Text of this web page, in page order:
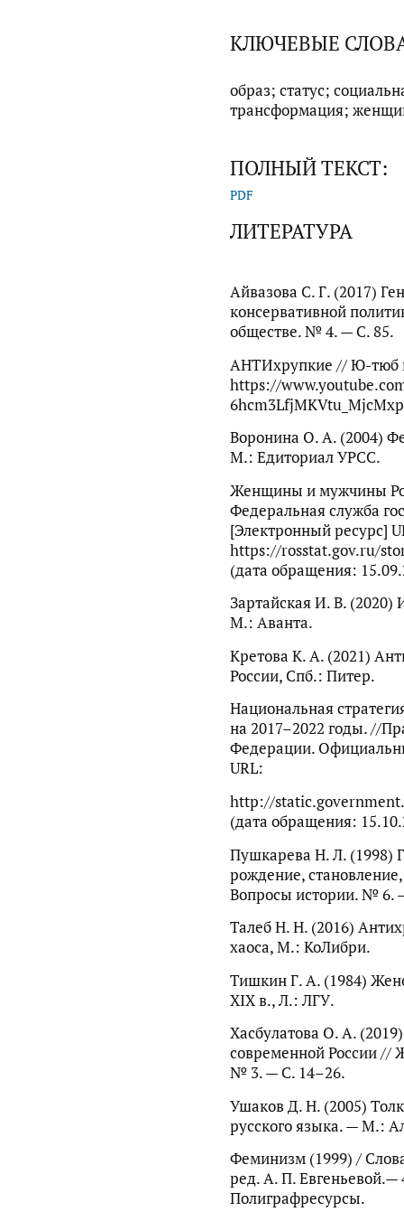
КЛЮЧЕВЫЕ
образ; статус;
трансформация;
ПОЛНЫЙ ТЕКСТ:
PDF
ЛИТЕРАТУРА
Айвазова С. Г. (2017)
консервативной
обществе. № 4. — С. 85.
АНТИхрупкие // Ю-тюб
https://
Воронина О. А. (2004)
М.: Едиториал УРСС.
Женщины и мужчины
Федеральная служба
[Электронный ресурс]
https://rosstat.gov.ru/
(дата обращения:
Зартайская И. В.
М.: Аванта.
Кретова К. А. (2021)
России, Спб.: Питер.
Национальная
на 2017–2022 годы. //
Федерации.
URL:
http://
(дата обращения:
Пушкарева Н. Л. (1998)
рождение,
Вопросы истории. № 6.
Талеб Н. Н. (2016)
хаоса, М.: КоЛибри.
Тишкин Г. А. (1984)
XIX в., Л.: ЛГУ.
Хасбулатова О. А.
современной России //
№ 3. — С. 14–26.
Ушаков Д. Н. (2005)
русского языка. — М.:
Феминизм (1999) /
ред. А. П. Евгеньевой.—
Полиграфресурсы.